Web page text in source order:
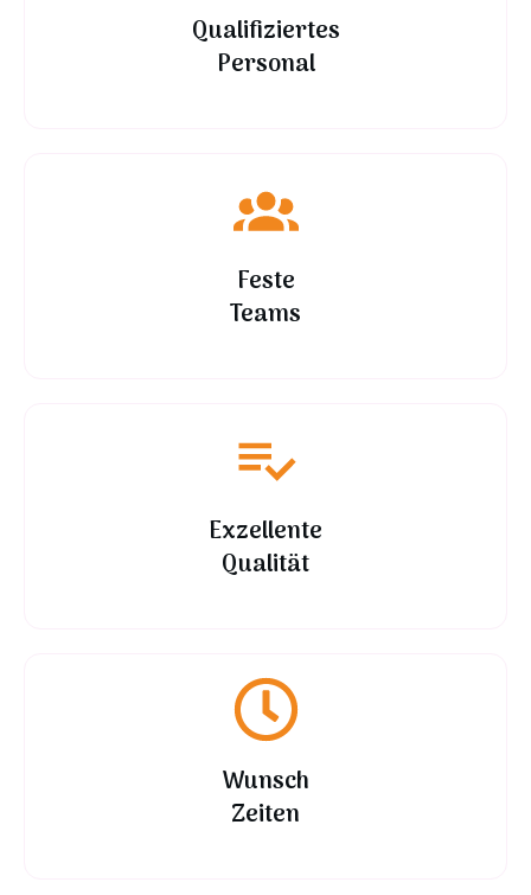
Qualifiziertes
Personal
Feste
Teams
Exzellente
Qualität
Wunsch
Zeiten